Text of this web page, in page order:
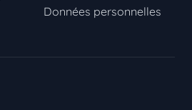
Données personnelles